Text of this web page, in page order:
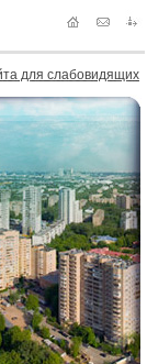
для слабовидящих